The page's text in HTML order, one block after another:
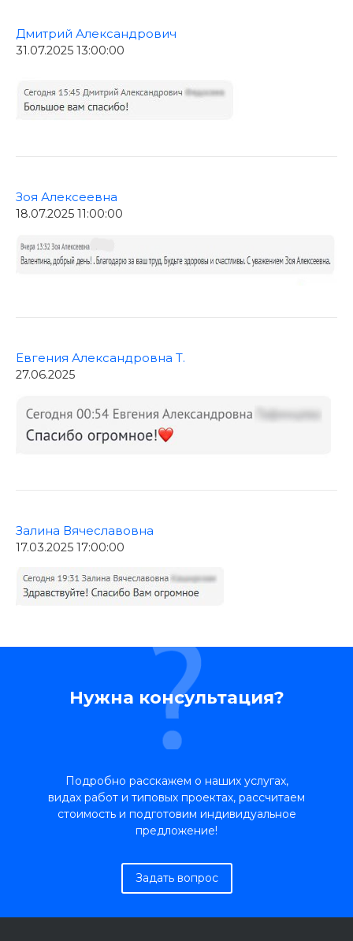
Дмитрий Александрович
31.07.2025 13:00:00
Зоя Алексеевна
18.07.2025 11:00:00
Евгения Александровна Т.
27.06.2025
Залина Вячеславовна
17.03.2025 17:00:00
Нужна консультация?
Подробно расскажем о наших услугах,
видах работ и типовых проектах, рассчитаем
стоимость и подготовим индивидуальное
предложение!
Задать вопрос